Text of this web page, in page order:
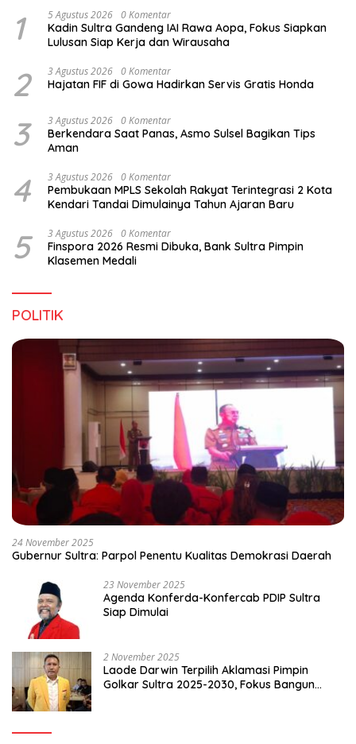
1 5 Agustus 2026 0 Komentar
Kadin Sultra Gandeng IAI Rawa Aopa, Fokus Siapkan
Lulusan Siap Kerja dan Wirausaha
2 3 Agustus 2026 0 Komentar
Hajatan FIF di Gowa Hadirkan Servis Gratis Honda
3 3 Agustus 2026 0 Komentar
Berkendara Saat Panas, Asmo Sulsel Bagikan Tips
Aman
4 3 Agustus 2026 0 Komentar
Pembukaan MPLS Sekolah Rakyat Terintegrasi 2 Kota
Kendari Tandai Dimulainya Tahun Ajaran Baru
5 3 Agustus 2026 0 Komentar
Finspora 2026 Resmi Dibuka, Bank Sultra Pimpin
Klasemen Medali
POLITIK
24 November 2025
Gubernur Sultra: Parpol Penentu Kualitas Demokrasi Daerah
23 November 2025
Agenda Konferda-Konfercab PDIP Sultra
Siap Dimulai
2 November 2025
Laode Darwin Terpilih Aklamasi Pimpin
Golkar Sultra 2025-2030, Fokus Bangun